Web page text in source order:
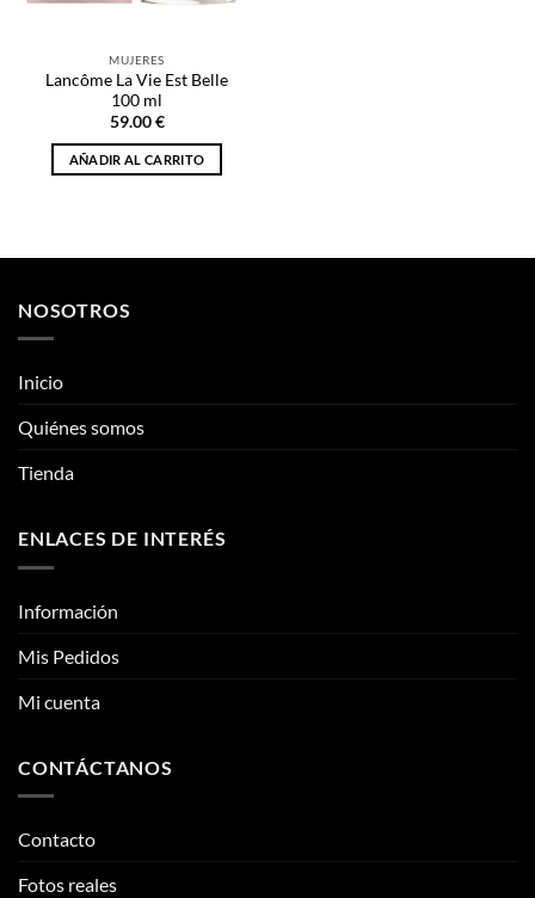
MUJERES
Lancôme La Vie Est Belle
100 ml
59.00€
AÑADIR AL CARRITO
NOSOTROS
Inicio
Quiénes somos
Tienda
ENLACES DE INTERÉS
Información
Mis Pedidos
Mi cuenta
CONTÁCTANOS
Contacto
Fotos reales